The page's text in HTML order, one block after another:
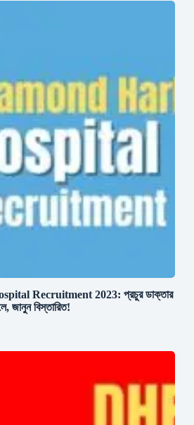
Recruitment 2023: প্রচুর ডাক্তার
জানুন বিস্তারিত!